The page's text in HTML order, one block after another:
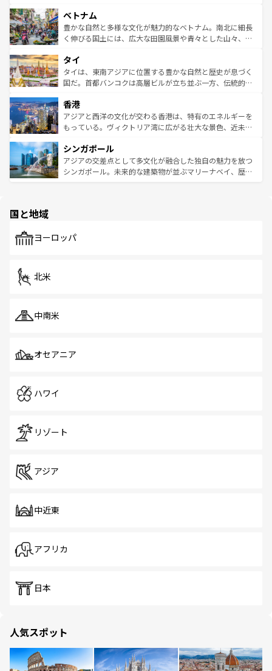
参照してほしい。
容にもいいと評判のスイーツなど、バラエティ豊かな料理
が味わえる。 なお、新着の台湾情報は コンテンツ一覧を参
照してほしい。
き、地方に足を延ばせば四季折々の自然美を楽しむことが
できる。そして、キムチや焼肉、絶品のストリートフード
まで、さまざまな韓国料理が待っている。夜には、韓国な
リティに包まれながら、韓国の多彩な魅力を心ゆくまで味
わってみてほしい。 なお、新着の韓国情報はコンテンツ一
覧を参照してほしい。
ベトナム
豊かな自然と多様な文化が魅力的なベトナム。南北に細長
く伸びる国土には、広大な田園風景や青々とした山々、世
急速な発展と共に伝統が息づく。ハノイの古い町並みやホ
ーチミン市のフランス統治時代の建物も、独特の雰囲気を
醸し出している。また、バラエティの豊かさとおいしさで
とつ。フォーやバインミー、ベトナムコーヒーなどは、ぜ
ひ現地で味わいたい。どの地域を訪れてもあたたかい人々
が旅行者を迎えてくれるので、きっと忘れられない旅にな
参照してほしい。
タイ
タイは、東南アジアに位置する豊かな自然と歴史が息づく
国だ。首都バンコクは高層ビルが立ち並ぶ一方、伝統的な
の活気が交差している。北部ではチェンマイなどの山岳地
帯で自然と触れ合い、南部ではプーケットやクラビの美し
いビーチでリゾート気分を楽しむことができる。タイ料理
激する。気候は一年中温暖で、どの季節にも異なる楽しみ
が待っている。親しみやすいタイの人々、仏教を中心とし
た文化、そして多様な観光資源が、訪れる旅人を魅了し続
香港
アジアと西洋の文化が交わる香港は、特有のエネルギーを
もっている。ヴィクトリア湾に広がる壮大な景色、近未来
み、どこを訪れても感動するはず。観光スポットが密集し
ており、効率よく見どころを回れるのも魅力。息をのむよ
うな絶景から文化的な体験まで、香港を存分に楽しみ尽く
シンガポール
アジアの交差点として多文化が融合した独自の魅力を放つ
シンガポール。未来的な建築物が並ぶマリーナベイ、歴史
で、ホーカーズは地元の風情を楽しめる外せないスポット
国と地域
ヨーロッパ
北米
中南米
オセアニア
ハワイ
リゾート
アジア
中近東
アフリカ
日本
人気スポット